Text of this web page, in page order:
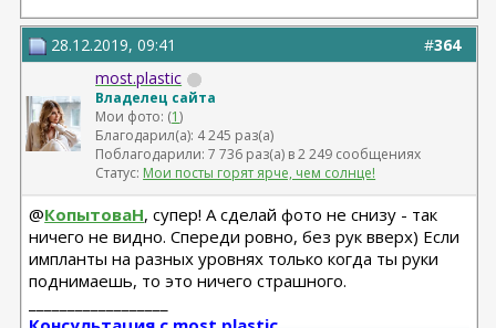
#364
28.12.2019, 09:41
most.plastic
Владелец сайта
Мои фото: (1)
Благодарил(а): 4 245 раз(а)
Поблагодарили: 7 736 раз(а) в 2 249 сообщениях
Статус: Мои посты горят ярче, чем солнце!
@КопытоваН, супер! А сделай фото не снизу - так
ничего не видно. Спереди ровно, без рук вверх) Если
импланты на разных уровнях только когда ты руки
поднимаешь, то это ничего страшного.